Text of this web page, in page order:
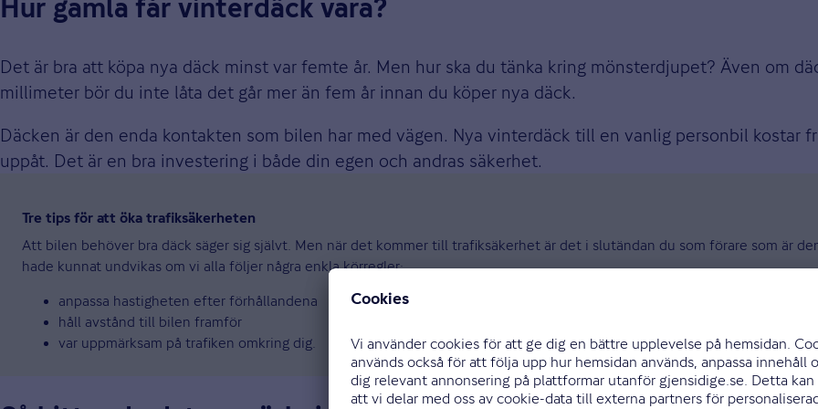
Hur gamla får vinterdäck vara?
Det är bra att köpa nya däck minst var femte år. Men hur ska du tänka kring mönsterdjupet? Även om
millimeter bör du inte låta det går mer än fem år innan du köper nya däck.
Däcken är den enda kontakten som bilen har med vägen. Nya vinterdäck till en vanlig personbil kostar
uppåt. Det är en bra investering i både din egen och andras säkerhet.
Tre tips för att öka trafiksäkerheten
Att bilen behöver bra däck säger sig självt. Men när det kommer till trafiksäkerhet är det i slutändan du som förare som är
hade kunnat undvikas om vi alla följer några enkla körregler:
anpassa hastigheten efter förhållandena
håll avstånd till bilen framför
var uppmärksam på trafiken omkring dig.